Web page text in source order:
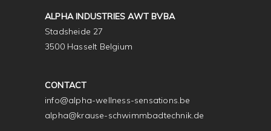
ALPHA INDUSTRIES AWT BVBA
Stadsheide 27
3500 Hasselt Belgium
CONTACT
info@alpha-wellness-sensations.be
alpha@krause-schwimmbadtechnik.de